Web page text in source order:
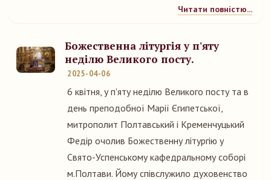
Читати повністю...
Божественна літургія у п'яту
неділю Великого посту.
2025-04-06
6 квітня, у п'яту неділю Великого посту та в
день преподобної Марії Єгипетської,
митрополит Полтавський і Кременчуцький
Федір очолив Божественну літургію у
Свято-Успенському кафедральному соборі
м.Полтави. Йому співслужило духовенство